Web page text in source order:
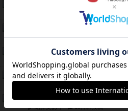
エコーズ・オブ・タイム
8件の投稿
紹介文あり 12件の投稿
Bitter End ブタペスト救出作戦
ドコジャン
紹介文あり 10件の投稿